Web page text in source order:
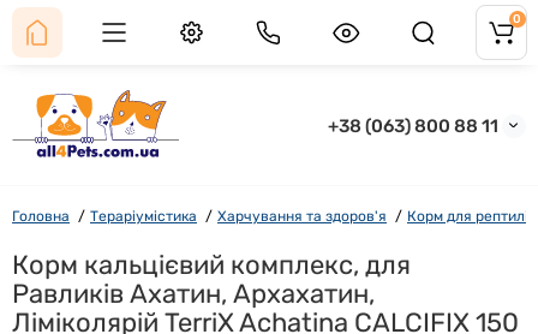
+38 (063) 800 88 11
0
Головна Тераріумістика Харчування та здоров'я Корм для рептилій
Корм кальцієвий комплекс, для
Равликів Ахатин, Архахатин,
Ліміколярій TerriX Achatina CALCIFIX 150